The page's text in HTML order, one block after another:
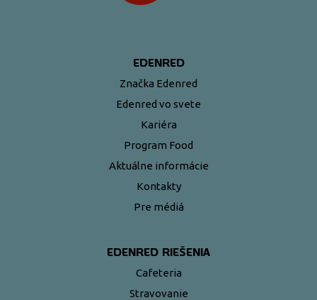
EDENRED
Značka Edenred
Edenred vo svete
Kariéra
Program Food
Aktuálne informácie
Kontakty
Pre médiá
EDENRED RIEŠENIA
Cafeteria
Stravovanie